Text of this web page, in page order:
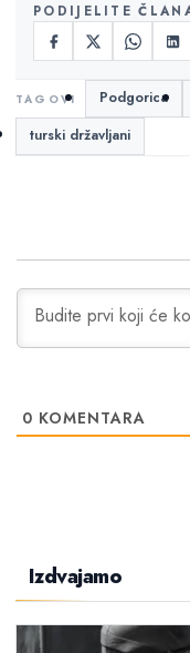
PODIJELITE
Podgorica
turski državljani
0 KOMENTARA
Izdvajamo